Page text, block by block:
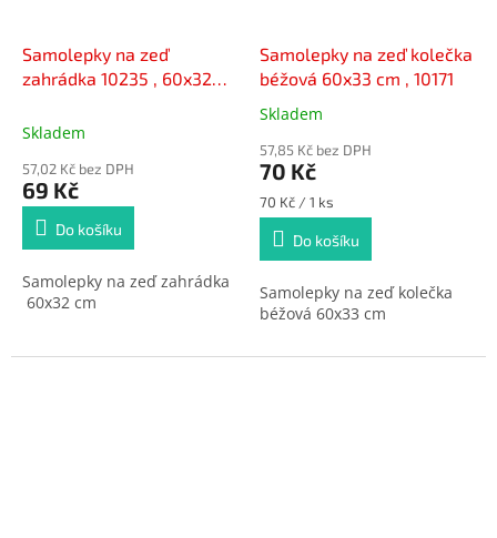
Samolepky na zeď
zahrádka 10235 , 60x32
Skladem
57,02 Kč bez DPH
69 Kč
Do košíku
Samolepky na zeď zahrádka
60x32 cm
Samolepky na zeď kolečka
béžová 60x33 cm , 10171
Průměrné
produktu
je
5,0
z
hvězdiček.
Skladem
57,85 Kč bez DPH
70 Kč
Měrná
cena:
70 Kč / 1 ks
Do košíku
Samolepky na zeď kolečka
béžová 60x33 cm